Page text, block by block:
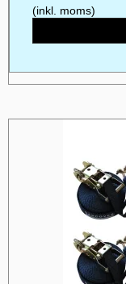
(inkl. moms)